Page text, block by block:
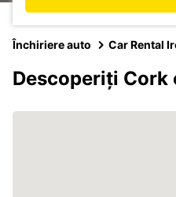
Închiriere auto Car Rental
Descoperiți Cork